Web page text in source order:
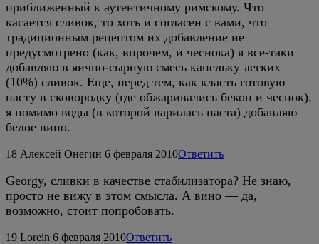
приближенный к аутентичному римскому. Что
касается сливок, то хоть и согласен с вами, что
традиционным рецептом их добавление не
предусмотрено (как, впрочем, и чеснока) я все-таки
добавляю в яично-сырную смесь капельку легких
(10%) сливок. Еще, перед тем, как класть готовую
пасту в сковородку (где обжаривались бекон и чеснок),
я помимо воды (в которой варилась паста) добавляю
белое вино.
18 Алексей Онегин 6 февраля 2010Ответить
Georgy, сливки в качестве стабилизатора? Не знаю,
просто не вижу в этом смысла. А вино — да,
возможно, стоит попробовать.
19 Lorein 6 февраля 2010Ответить